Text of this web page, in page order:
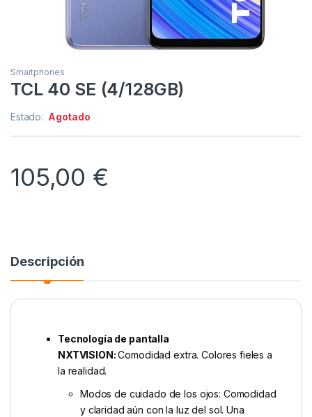
Smartphones
TCL 40 SE (4/128GB)
Estado: Agotado
105,00 €
Descripción
Tecnología de pantalla
NXTVISION:Comodidad extra. Colores fieles a
la realidad.
Modos de cuidado de los ojos: Comodidad
y claridad aún con la luz del sol. Una